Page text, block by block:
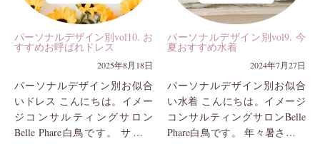
パーソナルデザイン別vol10. お
すすめお呼ばれドレス
2025年8月18日
パーソナルデザイン別お似合
いドレス こんにちは。イメー
ジコンサルティングサロン
Belle Phare白鳥です。 サロン
パーソナルデザイン別vol9. 今
夏おすすめ水着
2024年7月27日
パーソナルデザイン別お似合
い水着 こんにちは。イメージ
コンサルティングサロンBelle
Phare白鳥です。 年々暑さを更